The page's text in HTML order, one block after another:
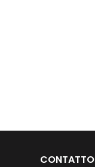
CONTATTO